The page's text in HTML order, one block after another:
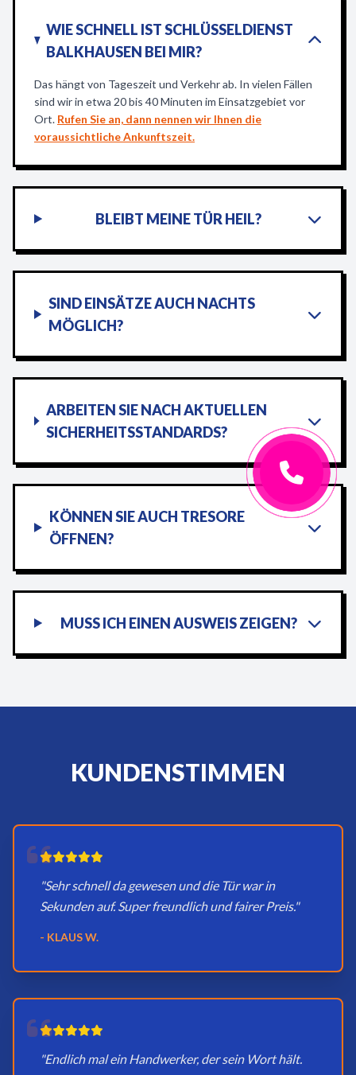
WIE SCHNELL IST SCHLÜSSELDIENST
BALKHAUSEN BEI MIR?
Das hängt von Tageszeit und Verkehr ab. In vielen Fällen
sind wir in etwa 20 bis 40 Minuten im Einsatzgebiet vor
Ort. Rufen Sie an, dann nennen wir Ihnen die
voraussichtliche Ankunftszeit.
BLEIBT MEINE TÜR HEIL?
SIND EINSÄTZE AUCH NACHTS
MÖGLICH?
ARBEITEN SIE NACH AKTUELLEN
SICHERHEITSSTANDARDS?
KÖNNEN SIE AUCH TRESORE
ÖFFNEN?
MUSS ICH EINEN AUSWEIS ZEIGEN?
KUNDENSTIMMEN
"Sehr schnell da gewesen und die Tür war in
Sekunden auf. Super freundlich und fairer Preis."
- KLAUS W.
"Endlich mal ein Handwerker, der sein Wort hält.